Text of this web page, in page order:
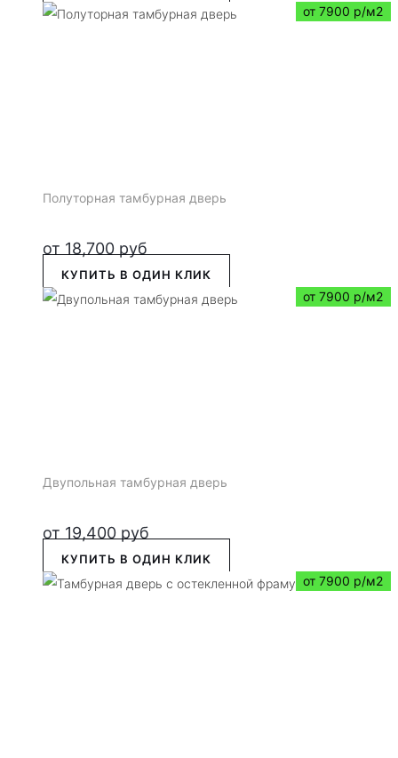
от 7900 р/м2
Полуторная тамбурная дверь
от 18,700 руб
КУПИТЬ В ОДИН КЛИК
от 7900 р/м2
Двупольная тамбурная дверь
от 19,400 руб
КУПИТЬ В ОДИН КЛИК
от 7900 р/м2